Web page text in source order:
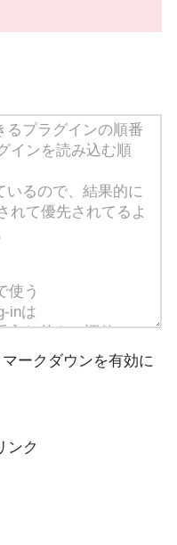
マークダウンを有効に
ンク